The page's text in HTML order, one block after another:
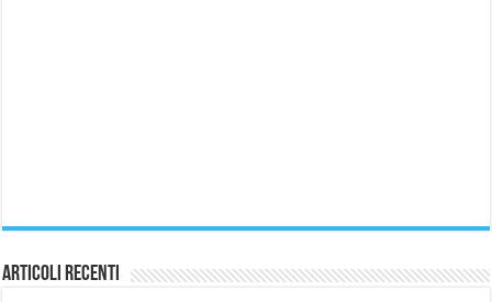
Articoli Recenti